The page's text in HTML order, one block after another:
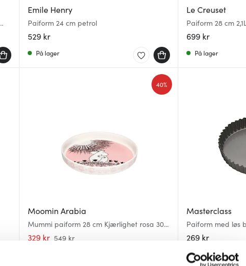
Emile Henry
Paiform 24 cm petrol
529 kr
På lager
Le Creuset
Paiform 28 cm
699 kr
På lager
Moomin Arabia
Mummi paiform 28 cm Kjærlighet rosa 30
år
329 kr 549 kr
40%
Masterclass
Paiform med løs
269 kr
På lager